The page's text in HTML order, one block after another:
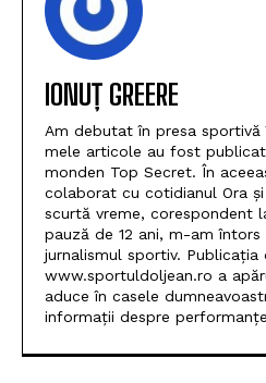
IONUȚ GREERE
Am debutat în presa sportivă
mele articole au fost
monden Top Secret. În
colaborat cu cotidianul Ora
scurtă vreme, corespondent
pauză de 12 ani, m-am
www.sportuldoljean.ro a